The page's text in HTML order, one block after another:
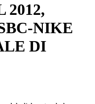
2012,
NIKE
DI